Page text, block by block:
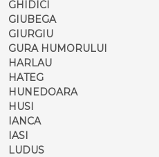
GHIDICI
GIUBEGA
GIURGIU
GURA HUMORULUI
HARLAU
HATEG
HUNEDOARA
HUSI
IANCA
IASI
LUDUS